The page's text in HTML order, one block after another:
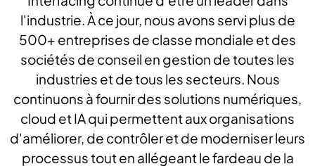
l'industrie. À ce jour, nous avons servi plus de
500+ entreprises de classe mondiale et des
sociétés de conseil en gestion de toutes les
industries et de tous les secteurs. Nous
continuons à fournir des solutions numériques,
cloud et IA qui permettent aux organisations
d'améliorer, de contrôler et de moderniser leurs
processus tout en allégeant le fardeau de la